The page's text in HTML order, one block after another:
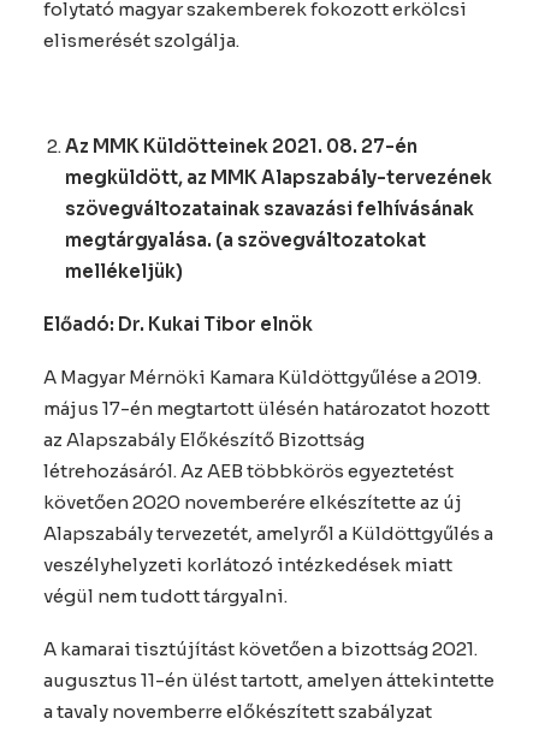
folytató magyar szakemberek fokozott erkölcsi
elismerését szolgálja.
Az MMK Küldötteinek 2021. 08. 27-én
megküldött, az MMK Alapszabály-tervezének
szövegváltozatainak szavazási felhívásának
megtárgyalása. (a szövegváltozatokat
mellékeljük)
Előadó: Dr. Kukai Tibor elnök
A Magyar Mérnöki Kamara Küldöttgyűlése a 2019.
május 17-én megtartott ülésén határozatot hozott
az Alapszabály Előkészítő Bizottság
létrehozásáról. Az AEB többkörös egyeztetést
követően 2020 novemberére elkészítette az új
Alapszabály tervezetét, amelyről a Küldöttgyűlés a
veszélyhelyzeti korlátozó intézkedések miatt
végül nem tudott tárgyalni.
A kamarai tisztújítást követően a bizottság 2021.
augusztus 11-én ülést tartott, amelyen áttekintette
a tavaly novemberre előkészített szabályzat